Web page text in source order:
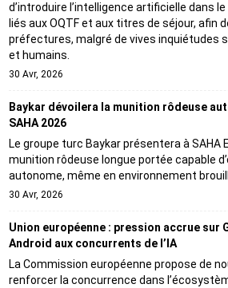
d’introduire l’intelligence artificielle dans
liés aux OQTF et aux titres de séjour, afin
préfectures, malgré de vives inquiétudes
et humains.
30 Avr, 2026
Baykar dévoilera la munition rôdeuse
SAHA 2026
Le groupe turc Baykar présentera à SAHA
munition rôdeuse longue portée capable
autonome, même en environnement
30 Avr, 2026
Union européenne : pression accrue sur
Android aux concurrents de l’IA
La Commission européenne propose de
renforcer la concurrence dans